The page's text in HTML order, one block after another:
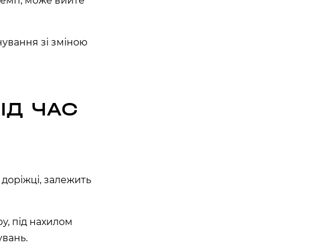
зі зміною
ЧАС
залежить
під нахилом